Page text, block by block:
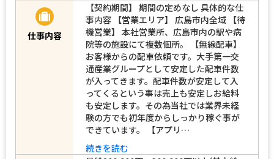
仕事内容
【契約期間】 期間の定めなし 具体的な仕
事内容 【営業エリア】 広島市内全域 【待
機営業】 本社営業所、広島市内の駅や病
院等の施設にて複数個所。 【無線配車】
お客様からの配車依頼です。大手第一交
通産業グループとして安定した配車件数
が入ってきます。配車件数が安定して入
ってくるという事は売上も安定しお給料
も安定します。その為当社では業界未経
験の方でも初年度からしっかり稼ぐ事が
できています。 【アプリ…
続きを読む